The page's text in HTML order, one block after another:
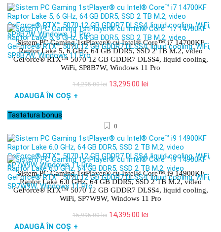
Sistem PC Gaming 1stPlayer® cu Intel® Core™ i7 14700KF
Raptor Lake 5, 6 GHz, 64 GB DDR5, SSD 2 TB M.2, video
GeForce® RTX™ 5070 12 GB GDDR7 DLSS4, liquid cooling,
WiFi, SP8B7W, Windows 11 Pro
14,295.00lei Prețul
13,295.00 lei
ADAUGĂ ÎN COȘ +
Tastatura bonus
0
Sistem PC Gaming 1stPlayer® cu Intel® Core™ i9 14900KF
Raptor Lake 6.0 GHz, 64 GB DDR5, SSD 2 TB M.2, video
GeForce® RTX™ 5070 12 GB GDDR7 DLSS4, liquid cooling,
WiFi, SP7W9W, Windows 11 Pro
15,995.00lei Prețul
14,395.00 lei
ADAUGĂ ÎN COȘ +